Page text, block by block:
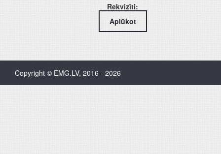
Rekvizīti:
Aplūkot
Copyright © EMG.LV, 2016 - 2026